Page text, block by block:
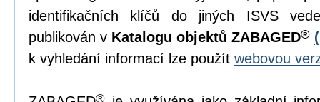
identifikačních klíčů do jiných ISVS
publikován v Katalogu objektů ZABAGED®
k vyhledání informací lze použít webovou
®